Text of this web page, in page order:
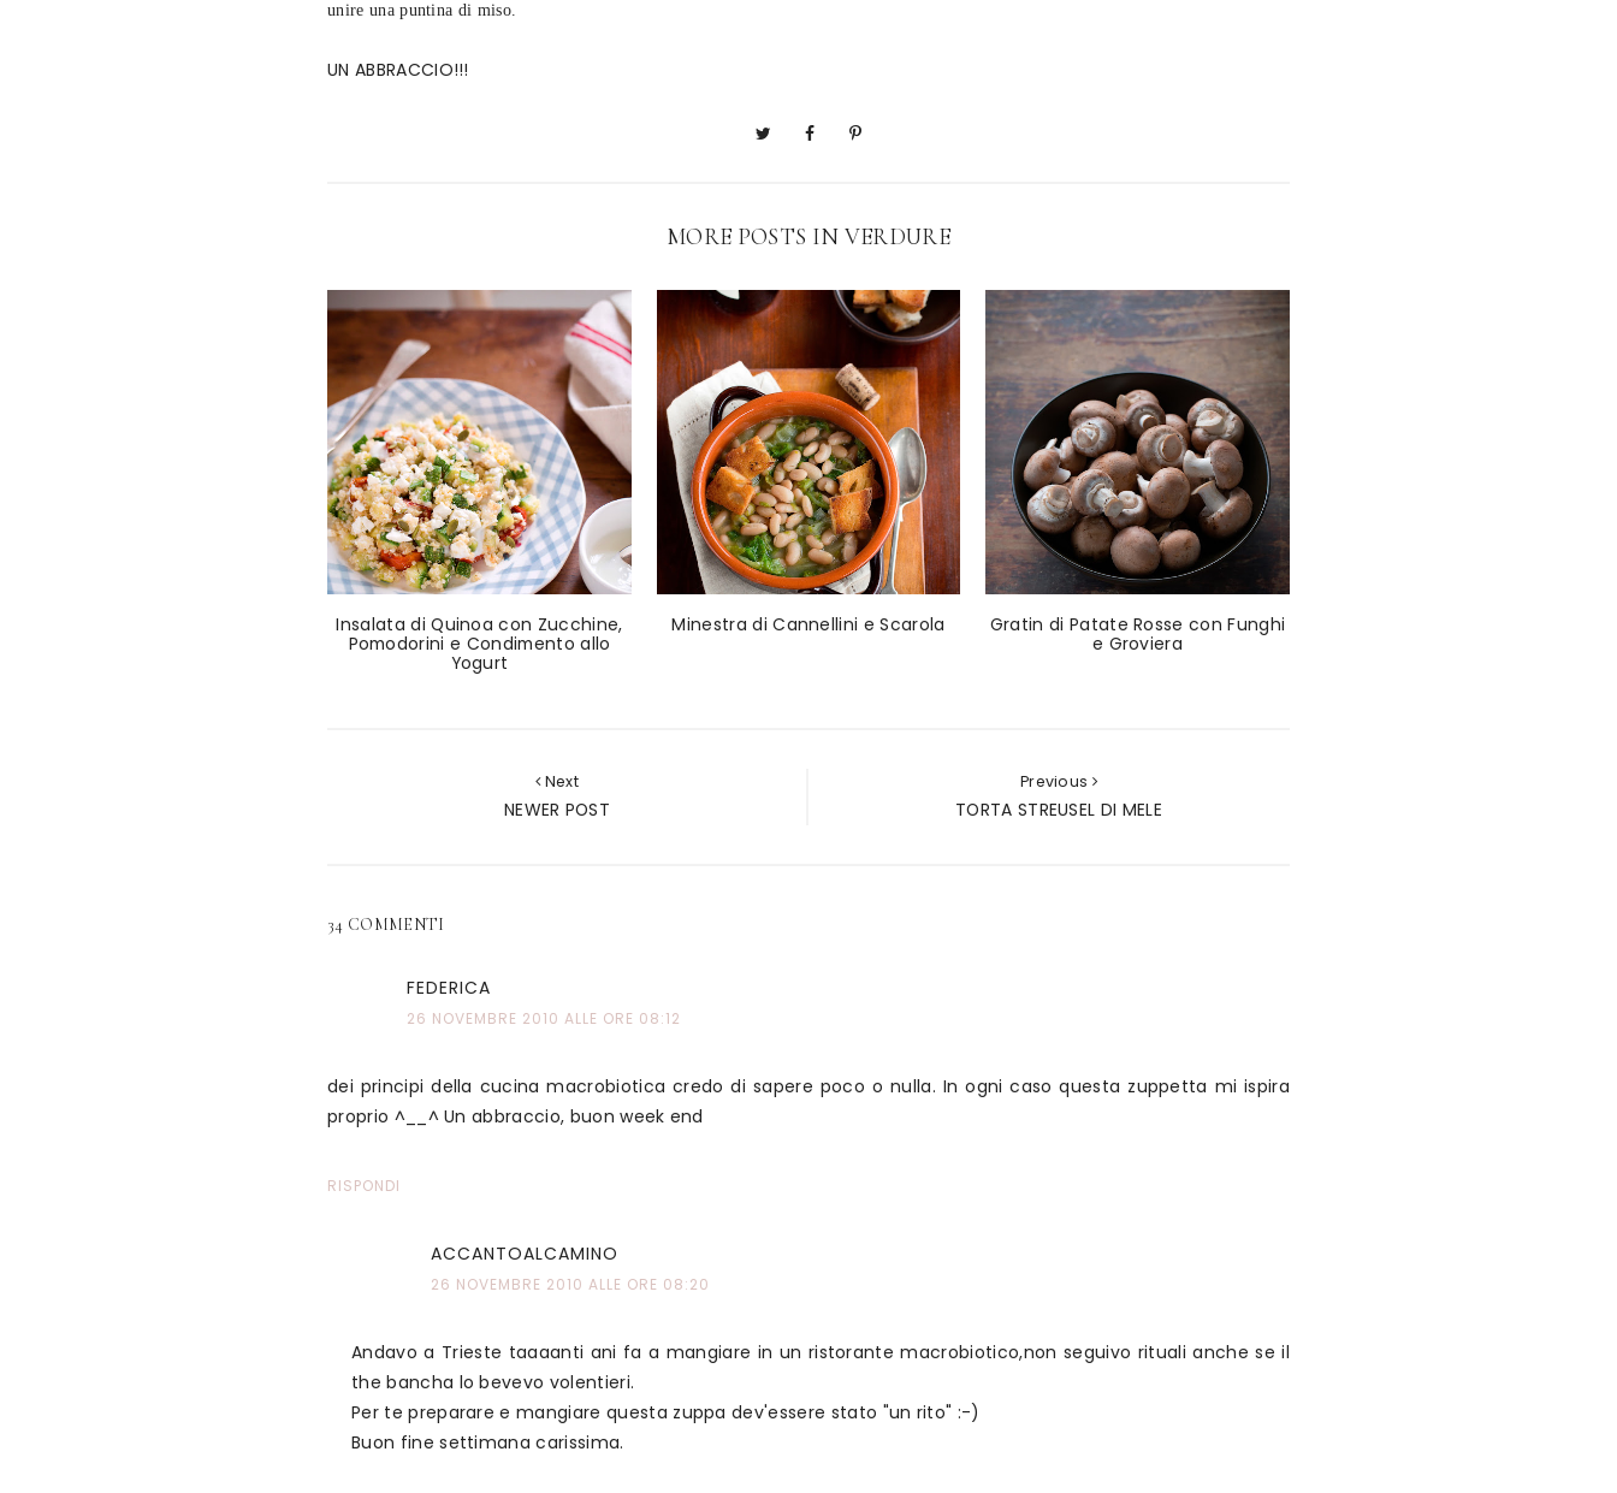
unire una puntina di miso.
UN ABBRACCIO!!!
MORE POSTS IN VERDURE
Insalata di Quinoa con Zucchine,
Pomodorini e Condimento allo
Yogurt
Minestra di Cannellini e Scarola
Gratin di Patate Rosse con Funghi
e Groviera
Next
NEWER POST
Previous
TORTA STREUSEL DI MELE
34 COMMENTI
FEDERICA
26 NOVEMBRE 2010 ALLE ORE 08:12
dei principi della cucina macrobiotica credo di sapere poco o nulla. In ogni caso questa zuppetta mi ispira
proprio ^__^ Un abbraccio, buon week end
RISPONDI
ACCANTOALCAMINO
26 NOVEMBRE 2010 ALLE ORE 08:20
Andavo a Trieste taaaanti ani fa a mangiare in un ristorante macrobiotico,non seguivo rituali anche se il
the bancha lo bevevo volentieri.
Per te preparare e mangiare questa zuppa dev'essere stato "un rito" :-)
Buon fine settimana carissima.